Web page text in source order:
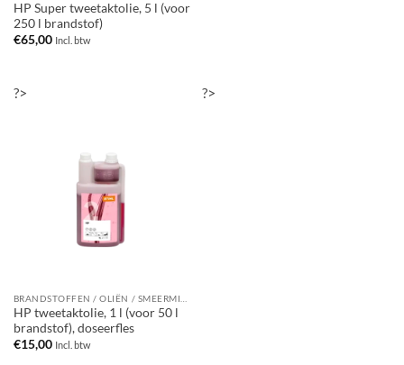
HP Super tweetaktolie, 5 l (voor
250 l brandstof)
€65,00 Incl. btw
?>
HP tweetaktolie, 1 l (voor 50 l
brandstof), doseerfles
€15,00 Incl. btw
?>